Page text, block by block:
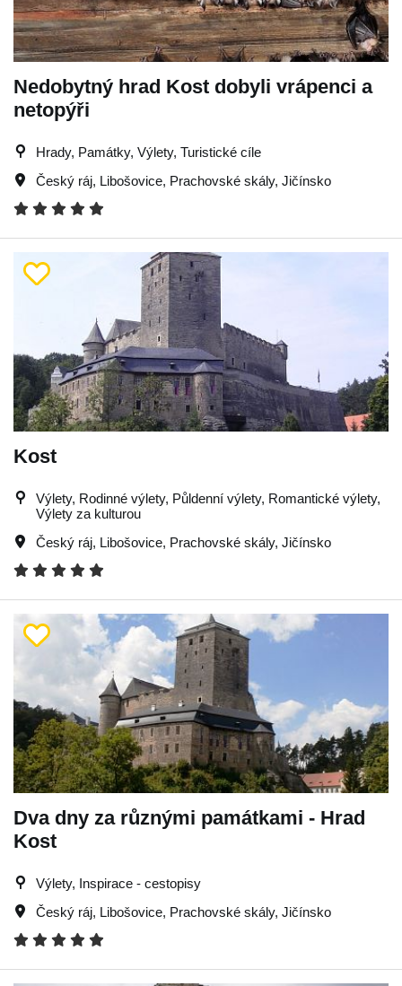
Nedobytný hrad Kost dobyli vrápenci a
netopýři
Hrady, Památky, Výlety, Turistické cíle
Český ráj, Libošovice, Prachovské skály, Jičínsko
Kost
Výlety, Rodinné výlety, Půldenní výlety, Romantické výlety,
Výlety za kulturou
Český ráj, Libošovice, Prachovské skály, Jičínsko
Dva dny za různými památkami - Hrad
Kost
Výlety, Inspirace - cestopisy
Český ráj, Libošovice, Prachovské skály, Jičínsko